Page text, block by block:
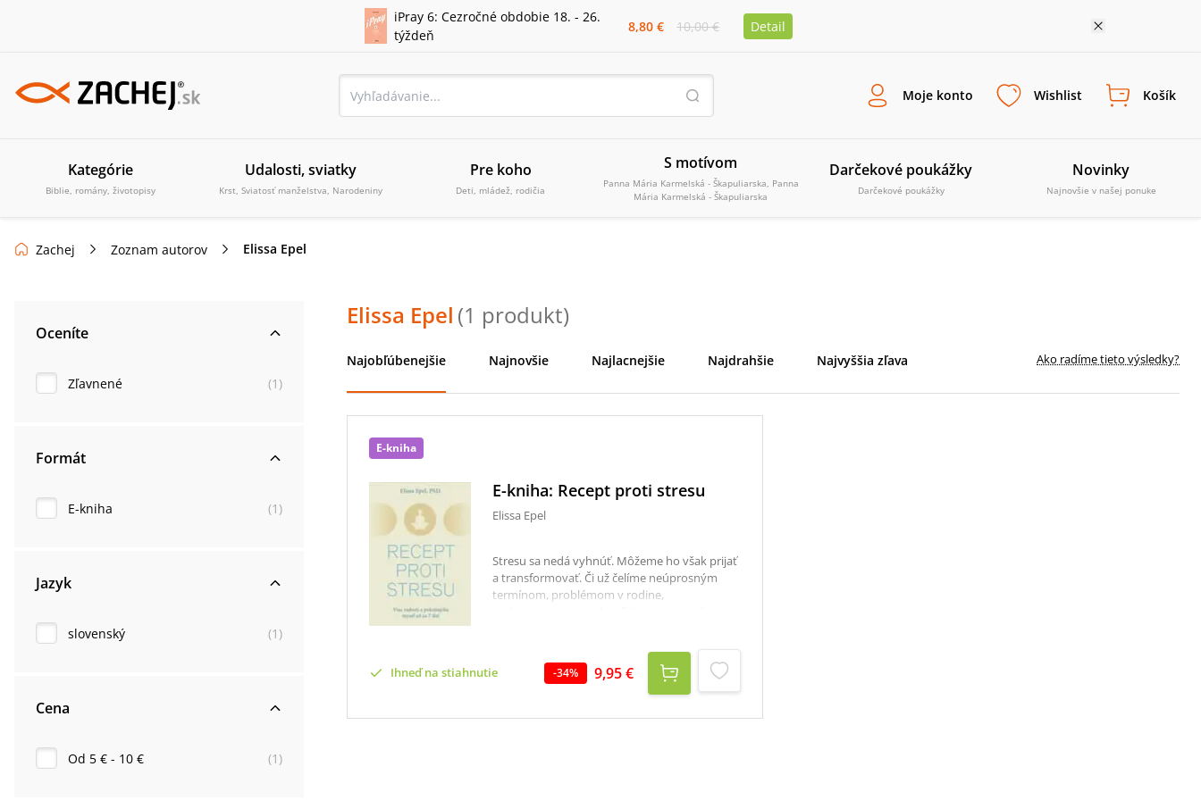
iPray 6: Cezročné obdobie 18. - 26.
týždeň
8,80 € 10,00 € Detail
Moje konto Wishlist Košík
Kategórie
Biblie, romány, životopisy
Udalosti, sviatky
Krst, Sviatosť manželstva, Narodeniny
Pre koho
Deti, mládež, rodičia
S motívom
Panna Mária Karmelská - Škapuliarska, Panna
Mária Karmelská - Škapuliarska
Darčekové poukážky
Darčekové poukážky
Novinky
Najnovšie v našej ponuke
Zachej Zoznam autorov Elissa Epel
Oceníte
Zľavnené (1 )
Formát
E-kniha (1 )
Jazyk
slovenský (1 )
Cena
Od 5 € - 10 € (1 )
Elissa Epel (1 produkt)
Najobľúbenejšie Najnovšie Najlacnejšie Najdrahšie Najvyššia zľava Ako radíme tieto výsledky?
E-kniha
E-kniha: Recept proti stresu
Elissa Epel
Stresu sa nedá vyhnúť. Môžeme ho však prijať
a transformovať. Či už čelíme neúprosným
termínom, problémom v rodine,
stres je oceán, v ktorom plávame.Už samotné
naše negatívne myšlienky môžu spustiť
stresovú reakciu nášho tela, takže len
zriedkavo zažívame obdobia uvoľnenia a
Ihneď na stiahnutie -34% 9,95 €